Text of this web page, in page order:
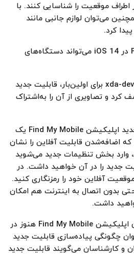
موقعیت را شناسایی کنند. با
می‌توان لوازم جانبی مانند
کرد.
اپلیکیشن Find My Mobile در iOS 14 می‌تواند دستگاه‌های
یکی از کارشناسان xda-developers برای اولین‌بار، قابلیت جدید
و تصاویری از آن را به‌اشتراک
به‌محض دریافت نسخه‌ی جدید اپلیکیشن Find My Mobile یک
اضافه‌شدن قابلیت آفلاین را نشان
وارد بخش تنظیمات جدید می‌شوید
جدید را در آن خواهید داشت. در
آفلاین خود را رمزنگاری کنید.
بدون اتصال به اینترنت هم امکان
داشت.
اطلاعات منتشرشده پیرامون اپلیکیشن Find My Mobile هنوز در
چگونگی پیاده‌سازی قابلیت جدید
و کارشناسان می‌گویند قابلیت جدید